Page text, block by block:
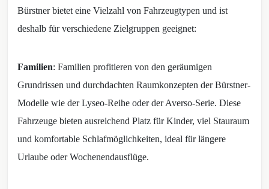
Bürstner bietet eine Vielzahl von Fahrzeugtypen und ist
deshalb für verschiedene Zielgruppen geeignet:
Familien: Familien profitieren von den geräumigen
Grundrissen und durchdachten Raumkonzepten der Bürstner-
Modelle wie der Lyseo-Reihe oder der Averso-Serie. Diese
Fahrzeuge bieten ausreichend Platz für Kinder, viel Stauraum
und komfortable Schlafmöglichkeiten, ideal für längere
Urlaube oder Wochenendausflüge.